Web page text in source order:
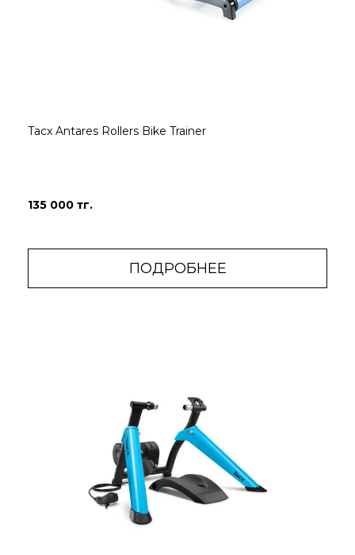
Tacx Antares Rollers Bike Trainer
135 000 тг.
ПОДРОБНЕЕ